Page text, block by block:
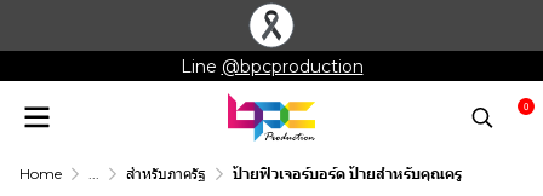
Line @bpcproduction
0
Home ... สำหรับภาครัฐ ป้ายฟิวเจอร์บอร์ด ป้ายสำหรับคุณครู